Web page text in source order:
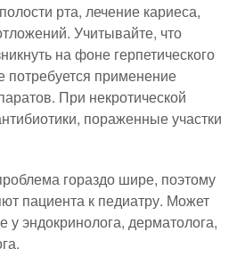
рта, лечение кариеса,
Учитывайте, что
на фоне герпетического
потребуется применение
При некротической
пораженные участки
гораздо шире, поэтому
пациента к педиатру. Может
у эндокринолога, дерматолога,